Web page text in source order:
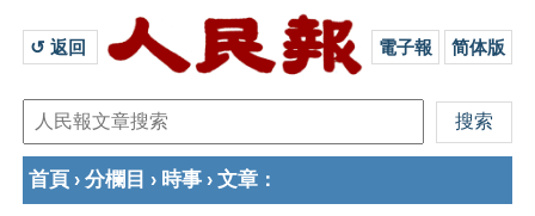
↺ 返回 電子報 简体版
首頁 › 分欄目 › 時事 › 文章 ：